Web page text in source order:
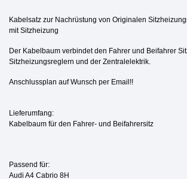
Kabelsatz zur Nachrüstung von Originalen
mit Sitzheizung
Der Kabelbaum verbindet den Fahrer und Beifahrer
Sitzheizungsreglern und der Zentralelektrik.
Anschlussplan auf Wunsch per Email!!
Lieferumfang:
Kabelbaum für den Fahrer- und Beifahrersitz
Passend für:
Audi A4 Cabrio 8H